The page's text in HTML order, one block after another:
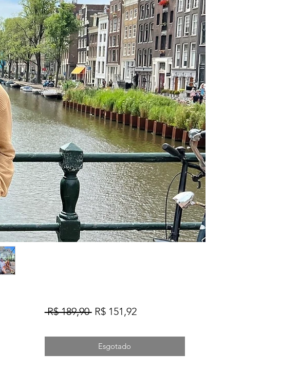
R$ 189,90 Preço
R$ 151,92Preço
Esgotado